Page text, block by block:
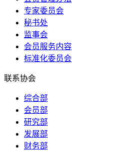
专家委员会
秘书处
监事会
会员服务内容
标准化委员会
联系协会
综合部
会员部
研究部
发展部
财务部